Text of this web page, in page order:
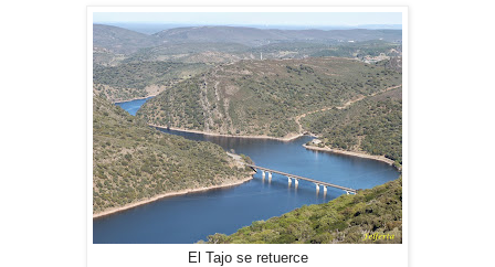
El Tajo se retuerce